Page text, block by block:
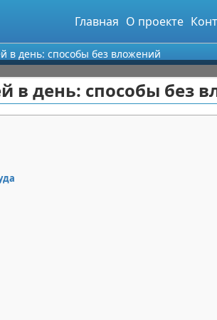
Главная О проекте
в день: способы без вложений
в день: способы без